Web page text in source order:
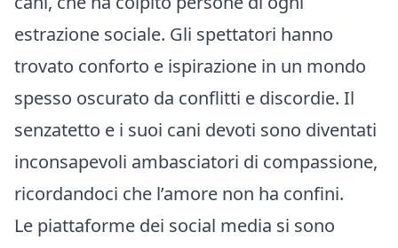
estrazione sociale. Gli spettatori hanno
trovato conforto e ispirazione in un mondo
spesso oscurato da conflitti e discordie. Il
senzatetto e i suoi cani devoti sono diventati
inconsapevoli ambasciatori di compassione,
ricordandoci che l’amore non ha confini.
Le piattaforme dei social media si sono